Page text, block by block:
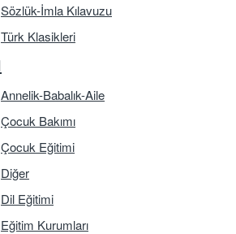
Sözlük-İmla Kılavuzu
Türk Klasikleri
Annelik-Babalık-Aile
Çocuk Bakımı
Çocuk Eğitimi
Diğer
Dil Eğitimi
Eğitim Kurumları